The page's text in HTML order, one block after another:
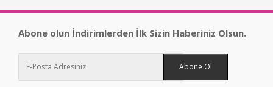
Abone olun İndirimlerden İlk Sizin Haberiniz Olsun.
Abone Ol